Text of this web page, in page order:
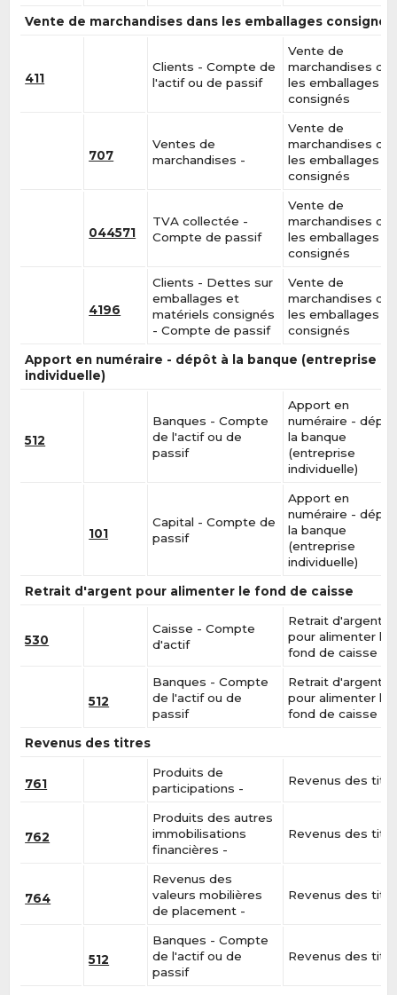
Vente de marchandises dans les emballages consignés
411
Clients - Compte de
l'actif ou de passif
Vente de
marchandises
les emballages
consignés
707
Ventes de
marchandises -
Vente de
marchandises
les emballages
consignés
044571
TVA collectée -
Compte de passif
Vente de
marchandises
les emballages
consignés
4196
Clients - Dettes sur
emballages et
matériels consignés
- Compte de passif
Vente de
marchandises
les emballages
consignés
Apport en numéraire - dépôt à la banque (entreprise
individuelle)
512
Banques - Compte
de l'actif ou de
passif
Apport en
numéraire -
la banque
(entreprise
individuelle)
101
Capital - Compte de
passif
Apport en
numéraire -
la banque
(entreprise
individuelle)
Retrait d'argent pour alimenter le fond de caisse
530
Caisse - Compte
d'actif
Retrait d'argent
pour alimenter le
fond de caisse
512
Banques - Compte
de l'actif ou de
passif
Retrait d'argent
pour alimenter le
fond de caisse
Revenus des titres
761
Produits de
participations -
Revenus des
762
Produits des autres
immobilisations
financières -
Revenus des
764
Revenus des
valeurs mobilières
de placement -
Revenus des
512
Banques - Compte
de l'actif ou de
passif
Revenus des